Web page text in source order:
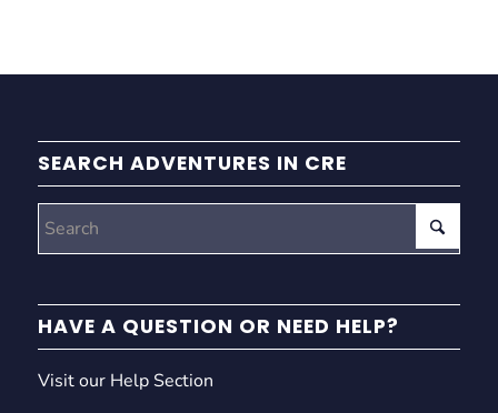
SEARCH ADVENTURES IN CRE
HAVE A QUESTION OR NEED HELP?
Visit our Help Section